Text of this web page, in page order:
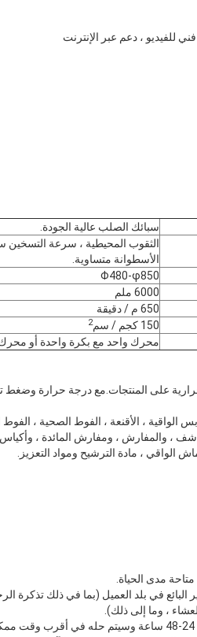
للفيديو ، دعم عبر الإنترنت
سبائك الصلب عالية الجودة.
الثقوب المحيطية ، سرعة
الأسطوانة متساوية.
Φ480-φ850
6000 ملم
650 م / دقيقة
150 كجم / سم 2
محرك واحد مع بكرة واحدة أو
على المنتجات.مع درجة حرارة
الواقية ، الأقنعة ، الفوط الصحية ، الفوط
، والمفارش ، ومفارش المائدة ، وأكياس
الواقي ، مادة الترشيح ومواد التعزيز.
البائع في بلد العميل (بما في ذلك تذكرة
، وما إلى ذلك).